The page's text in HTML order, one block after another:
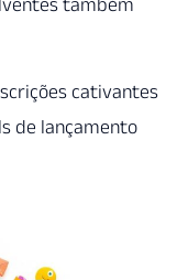
também
cativantes
de lançamento